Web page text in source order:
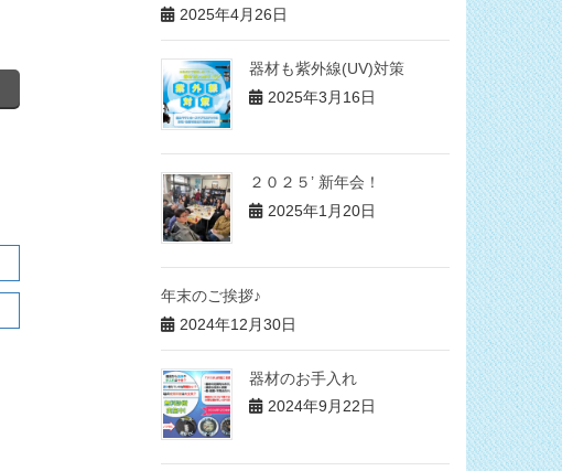
2025年4月26日
器材も紫外線(UV)対策
2025年3月16日
２０２５’ 新年会！
2025年1月20日
年末のご挨拶♪
2024年12月30日
器材のお手入れ
2024年9月22日